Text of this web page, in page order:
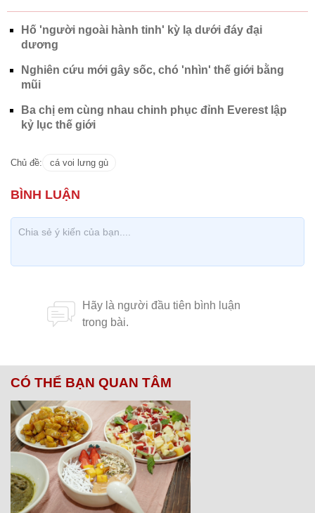
Hố 'người ngoài hành tinh' kỳ lạ dưới đáy đại
dương
Nghiên cứu mới gây sốc, chó 'nhìn' thế giới bằng
mũi
Ba chị em cùng nhau chinh phục đỉnh Everest lập
kỷ lục thế giới
Chủ đề: cá voi lưng gù
CÓ THỂ BẠN QUAN TÂM